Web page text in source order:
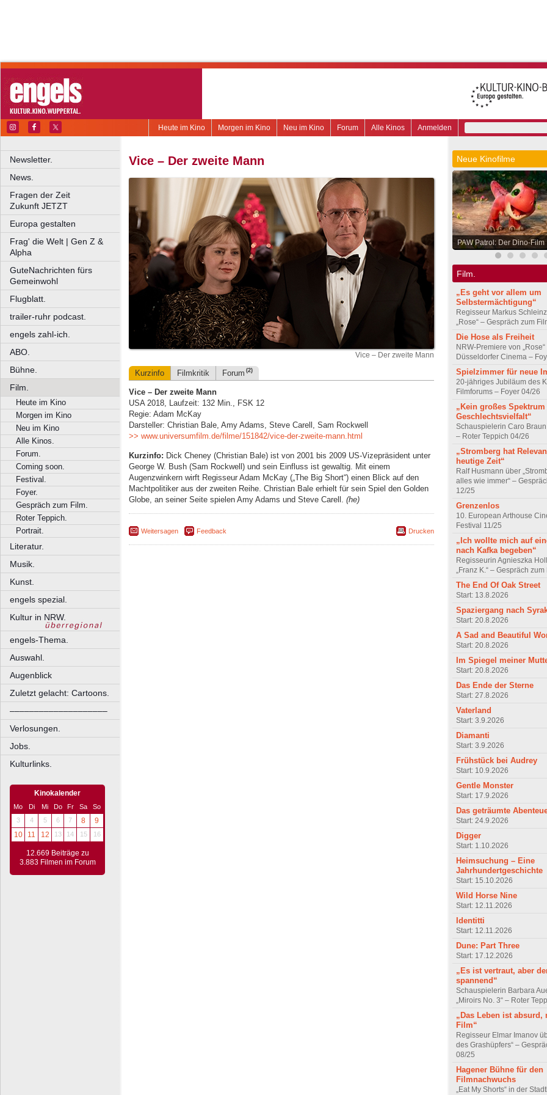
Anmelden
Alle Kinos
Forum
Neu im Kino
Morgen im Kino
Heute im Kino
Newsletter.
News.
Fragen der Zeit
Zukunft JETZT
Europa gestalten
Frag' die Welt | Gen Z &
Alpha
GuteNachrichten fürs
Gemeinwohl
Flugblatt.
trailer-ruhr podcast.
engels zahl-ich.
ABO.
Bühne.
Film.
Heute im Kino
Morgen im Kino
Neu im Kino
Alle Kinos.
Forum.
Coming soon.
Festival.
Foyer.
Gespräch zum Film.
Roter Teppich.
Portrait.
Literatur.
Musik.
Kunst.
engels spezial.
Kultur in NRW.
engels-Thema.
Auswahl.
Augenblick
Zuletzt gelacht: Cartoons.
––––––––––––––––––––
Verlosungen.
Jobs.
Kulturlinks.
Kinokalender
Mo Di Mi Do Fr Sa
So
3
4 5 6 7 8
9
10
11 12 13 14 15 16
12.669 Beiträge zu
3.883 Filmen im Forum
Vice – Der zweite Mann
Vice – Der zweite Mann
Kurzinfo Filmkritik Forum (2)
Vice – Der zweite Mann
USA 2018, Laufzeit: 132 Min., FSK 12
Regie: Adam McKay
Darsteller: Christian Bale, Amy Adams, Steve Carell, Sam Rockwell
>> www.universumfilm.de/filme/151842/vice-der-zweite-mann.html
Kurzinfo: Dick Cheney (Christian Bale) ist von 2001 bis 2009 US-Vizepräsident unter
George W. Bush (Sam Rockwell) und sein Einfluss ist gewaltig. Mit einem
Augenzwinkern wirft Regisseur Adam McKay („The Big Short“) einen Blick auf den
Machtpolitiker aus der zweiten Reihe. Christian Bale erhielt für sein Spiel den Golden
Globe, an seiner Seite spielen Amy Adams und Steve Carell. (he)
Weitersagen Feedback Drucken
Neue Kinofilme
PAW Patrol: Der Dino-Film
Film.
„Es geht vor allem um
Selbstermächtigung“
Regisseur Markus
„Rose“ – Gespräch zum
Die Hose als Freiheit
NRW-Premiere von „Rose“
Düsseldorfer Cinema –
Spielzimmer für neue
20-jähriges Jubiläum des
Filmforums – Foyer 04/26
„Kein großes Spektrum
Geschlechtsvielfalt“
Schauspielerin Caro Braun
– Roter Teppich 04/26
„Stromberg hat
heutige Zeit“
Ralf Husmann über
alles wie immer“ –
12/25
Grenzenlos
10. European Arthouse
Festival 11/25
„Ich wollte mich auf
nach Kafka begeben“
Regisseurin Agnieszka
„Franz K.“ – Gespräch
The End Of Oak Street
Start: 13.8.2026
Spaziergang nach
Start: 20.8.2026
A Sad and Beautiful
Start: 20.8.2026
Im Spiegel meiner
Start: 20.8.2026
Das Ende der Sterne
Start: 27.8.2026
Vaterland
Start: 3.9.2026
Diamanti
Start: 3.9.2026
Frühstück bei Audrey
Start: 10.9.2026
Gentle Monster
Start: 17.9.2026
Das geträumte
Start: 24.9.2026
Digger
Start: 1.10.2026
Heimsuchung – Eine
Jahrhundertgeschichte
Start: 15.10.2026
Wild Horse Nine
Start: 12.11.2026
Identitti
Start: 12.11.2026
Dune: Part Three
Start: 17.12.2026
„Es ist vertraut, aber
spannend“
Schauspielerin Barbara
„Miroirs No. 3“ – Roter
„Das Leben ist absurd,
Film“
Regisseur Elmar Imanov
des Grashüpfers“ –
08/25
Hagener Bühne für den
Filmnachwuchs
„Eat My Shorts“ in der